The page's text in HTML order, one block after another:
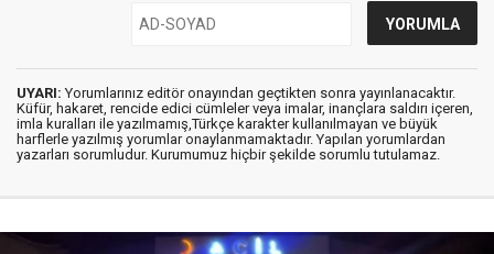
UYARI: Yorumlarınız editör onayından geçtikten sonra yayınlanacaktır.
Küfür, hakaret, rencide edici cümleler veya imalar, inançlara saldırı içeren,
imla kuralları ile yazılmamış,Türkçe karakter kullanılmayan ve büyük
harflerle yazılmış yorumlar onaylanmamaktadır. Yapılan yorumlardan
yazarları sorumludur. Kurumumuz hiçbir şekilde sorumlu tutulamaz.